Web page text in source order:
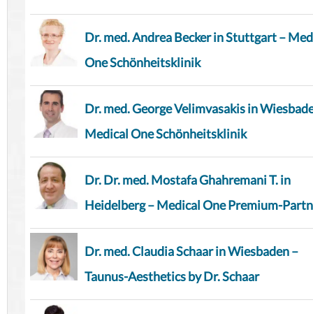
Dr. med. Andrea Becker in Stuttgart –
One Schönheitsklinik
Dr. med. George Velimvasakis in
Medical One Schönheitsklinik
Dr. Dr. med. Mostafa Ghahremani T. in
Heidelberg – Medical One Premium-
Dr. med. Claudia Schaar in Wiesbaden –
Taunus-Aesthetics by Dr. Schaar